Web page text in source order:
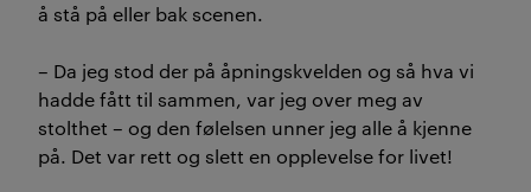
å stå på eller bak scenen.
– Da jeg stod der på åpningskvelden og så hva vi
hadde fått til sammen, var jeg over meg av
stolthet – og den følelsen unner jeg alle å kjenne
på. Det var rett og slett en opplevelse for livet!